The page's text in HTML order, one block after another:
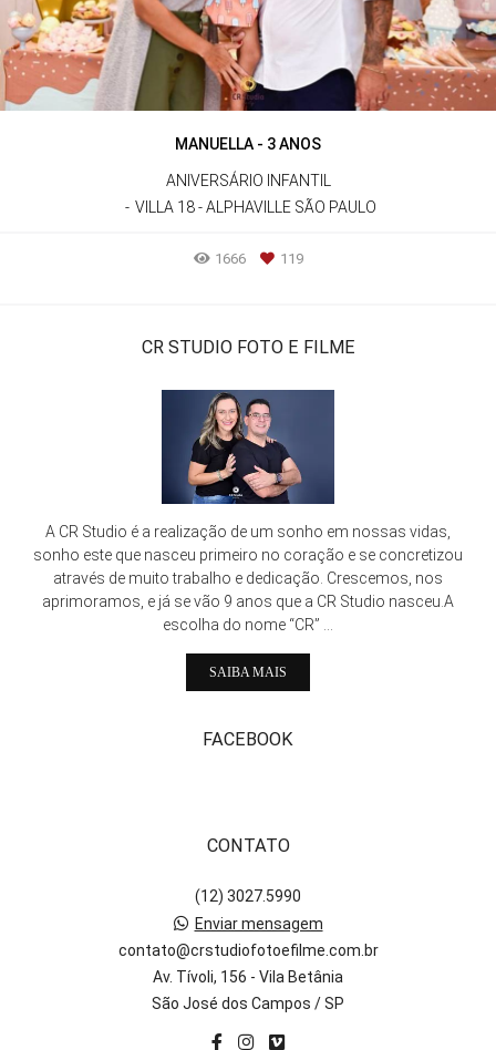
MANUELLA - 3 ANOS
ANIVERSÁRIO INFANTIL
VILLA 18 - ALPHAVILLE SÃO PAULO
1666 119
CR STUDIO FOTO E FILME
A CR Studio é a realização de um sonho em nossas vidas,
sonho este que nasceu primeiro no coração e se concretizou
através de muito trabalho e dedicação. Crescemos, nos
aprimoramos, e já se vão 9 anos que a CR Studio nasceu.A
escolha do nome “CR” ...
SAIBA MAIS
FACEBOOK
CONTATO
(12) 3027.5990
Enviar mensagem
contato@crstudiofotoefilme.com.br
Av. Tívoli, 156 - Vila Betânia
São José dos Campos / SP